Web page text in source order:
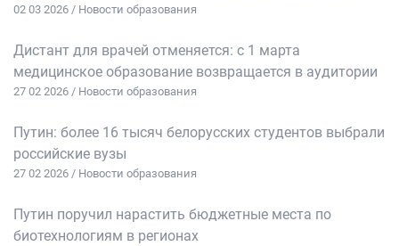
02 03 2026 / Новости образования
Дистант для врачей отменяется: с 1 марта
медицинское образование возвращается в аудитории
27 02 2026 / Новости образования
Путин: более 16 тысяч белорусских студентов выбрали
российские вузы
27 02 2026 / Новости образования
Путин поручил нарастить бюджетные места по
биотехнологиям в регионах